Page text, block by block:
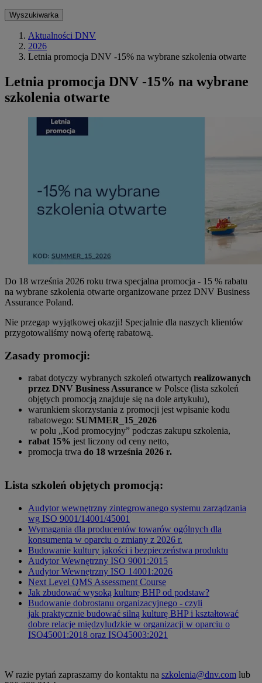
Wyszukiwarka
Aktualności DNV
2026
Letnia promocja DNV -15% na wybrane szkolenia otwarte
Letnia promocja DNV -15% na wybrane
szkolenia otwarte
Do 18 września 2026 roku trwa specjalna promocja - 15 % rabatu
na wybrane szkolenia otwarte organizowane przez DNV Business
Assurance Poland.
Nie przegap wyjątkowej okazji! Specjalnie dla naszych klientów
przygotowaliśmy nową ofertę rabatową.
Zasady promocji:
rabat dotyczy wybranych szkoleń otwartych realizowanych
przez DNV Business Assurance w Polsce (lista szkoleń
objętych promocją znajduje się na dole artykułu),
warunkiem skorzystania z promocji jest wpisanie kodu
rabatowego: SUMMER_15_2026
w polu „Kod promocyjny” podczas zakupu szkolenia,
rabat 15% jest liczony od ceny netto,
promocja trwa do 18 września 2026 r.
Lista szkoleń objętych promocją:
Audytor wewnętrzny zintegrowanego systemu zarządzania
wg ISO 9001/14001/45001
Wymagania dla producentów towarów ogólnych dla
konsumenta w oparciu o zmiany z 2026 r.
Budowanie kultury jakości i bezpieczeństwa produktu
Audytor Wewnętrzny ISO 9001:2015
Audytor Wewnętrzny ISO 14001:2026
Next Level QMS Assessment Course
Jak zbudować wysoką kulturę BHP od podstaw?
Budowanie dobrostanu organizacyjnego - czyli
jak praktycznie budować silną kulturę BHP i kształtować
dobre relacje międzyludzkie w organizacji w oparciu o
ISO45001:2018 oraz ISO45003:2021
W razie pytań zapraszamy do kontaktu na szkolenia@dnv.com lub